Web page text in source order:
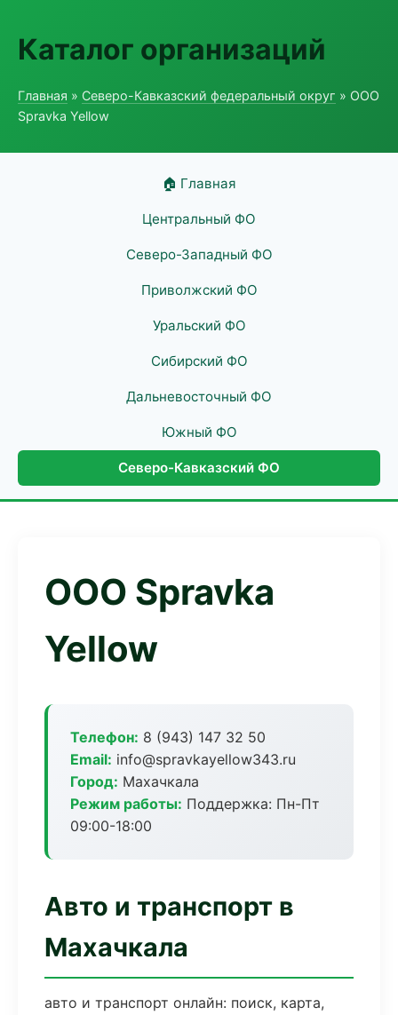
Каталог организаций
Главная » Северо-Кавказский федеральный округ » ООО
Spravka Yellow
🏠 Главная
Центральный ФО
Северо-Западный ФО
Приволжский ФО
Уральский ФО
Сибирский ФО
Дальневосточный ФО
Южный ФО
Северо-Кавказский ФО
ООО Spravka
Yellow
Телефон: 8 (943) 147 32 50
Email: info@spravkayellow343.ru
Город: Махачкала
Режим работы: Поддержка: Пн-Пт
09:00-18:00
Авто и транспорт в
Махачкала
авто и транспорт онлайн: поиск, карта,